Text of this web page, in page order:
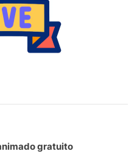
gratuito